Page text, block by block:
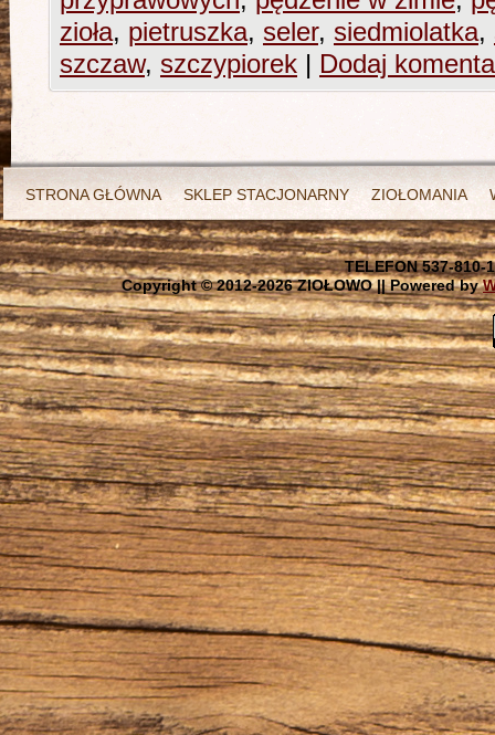
zioła, pietruszka, seler, siedmiolatka,
szczaw, szczypiorek | Dodaj
STRONA GŁÓWNA SKLEP STACJONARNY ZIOŁOMANIA
TELEFON 537-810-
Copyright © 2012-2026 ZIOŁOWO || Powered by